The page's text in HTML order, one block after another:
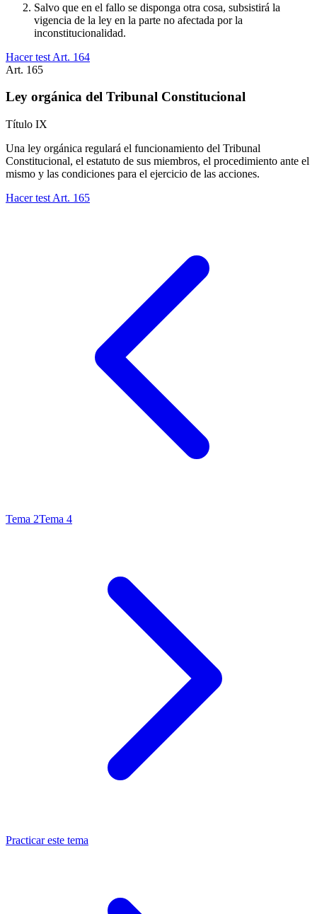
Salvo que en el fallo se disponga otra cosa, subsistirá la
vigencia de la ley en la parte no afectada por la
inconstitucionalidad.
Hacer test Art. 164
Art. 165
Ley orgánica del Tribunal Constitucional
Título IX
Una ley orgánica regulará el funcionamiento del Tribunal
Constitucional, el estatuto de sus miembros, el procedimiento ante el
mismo y las condiciones para el ejercicio de las acciones.
Hacer test Art. 165
Tema 2Tema 4
Practicar este tema